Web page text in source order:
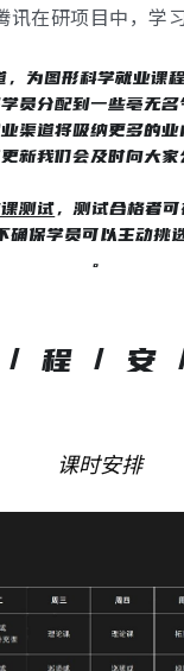
讯在研项目中，学
为图形科学就业课
员分配到一些亳无名
渠道将吸纳更多的业
新我们会及时向大家
测试，测试合格者
确保学员可以主动挑
。
/ 程 / 安
课时安排